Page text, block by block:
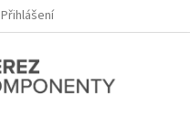
Přihlášení